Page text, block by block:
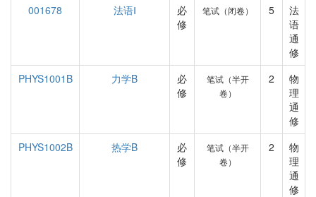
001678
法语Ⅰ
必
修
笔试（闭卷） 5
法
语
通
修
PHYS1001B
力学B
必
修
笔试（半开
卷）
2
物
理
通
修
PHYS1002B
热学B
必
修
笔试（半开
卷）
2
物
理
通
修